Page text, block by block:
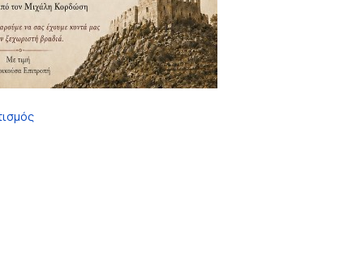
Eurovision ζωντανεύει στο Δημοτικό Θέατρο Κορίνθου – Το